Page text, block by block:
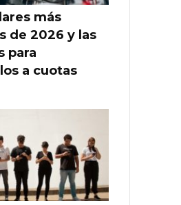
más
de 2026 y las
para
a cuotas